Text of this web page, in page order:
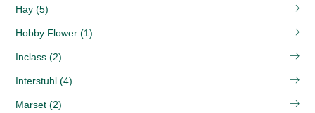
Hay (5)
Hobby Flower (1)
Inclass (2)
Interstuhl (4)
Marset (2)